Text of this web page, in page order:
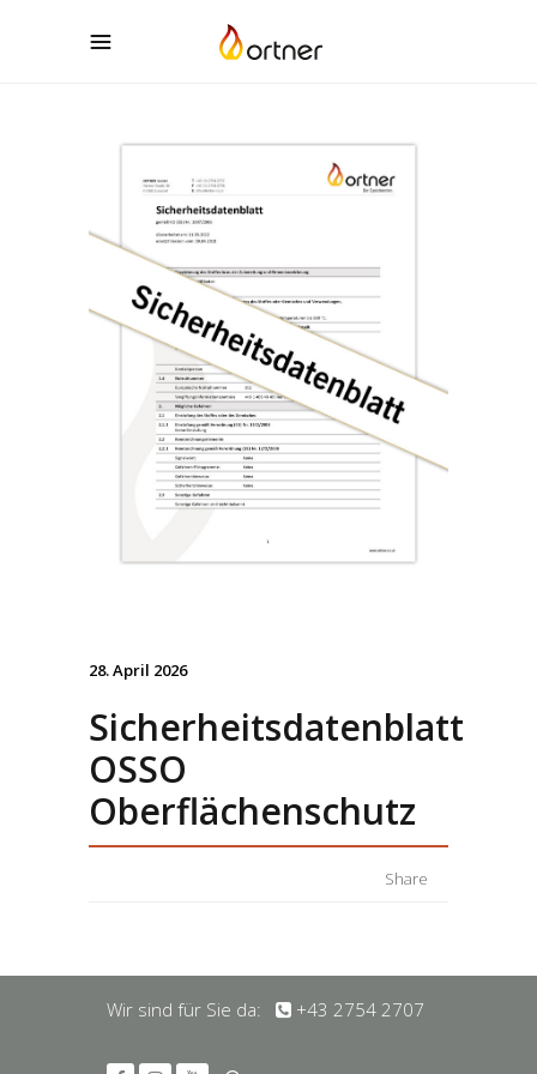
28. April 2026
Sicherheitsdatenblatt
OSSO
Oberflächenschutz
Share
Wir sind für Sie da: +43 2754 2707